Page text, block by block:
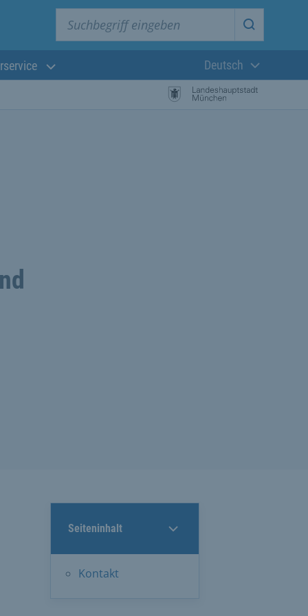
Suche
Aktuelle
Deutsch
Seiteninhalt
Kontakt